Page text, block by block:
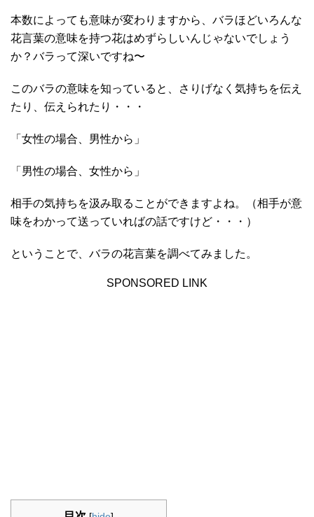
本数によっても意味が変わりますから、バラほどいろんな
花言葉の意味を持つ花はめずらしいんじゃないでしょう
か？バラって深いですね〜
このバラの意味を知っていると、さりげなく気持ちを伝え
たり、伝えられたり・・・
「女性の場合、男性から」
「男性の場合、女性から」
相手の気持ちを汲み取ることができますよね。（相手が意
味をわかって送っていればの話ですけど・・・）
ということで、バラの花言葉を調べてみました。
SPONSORED LINK